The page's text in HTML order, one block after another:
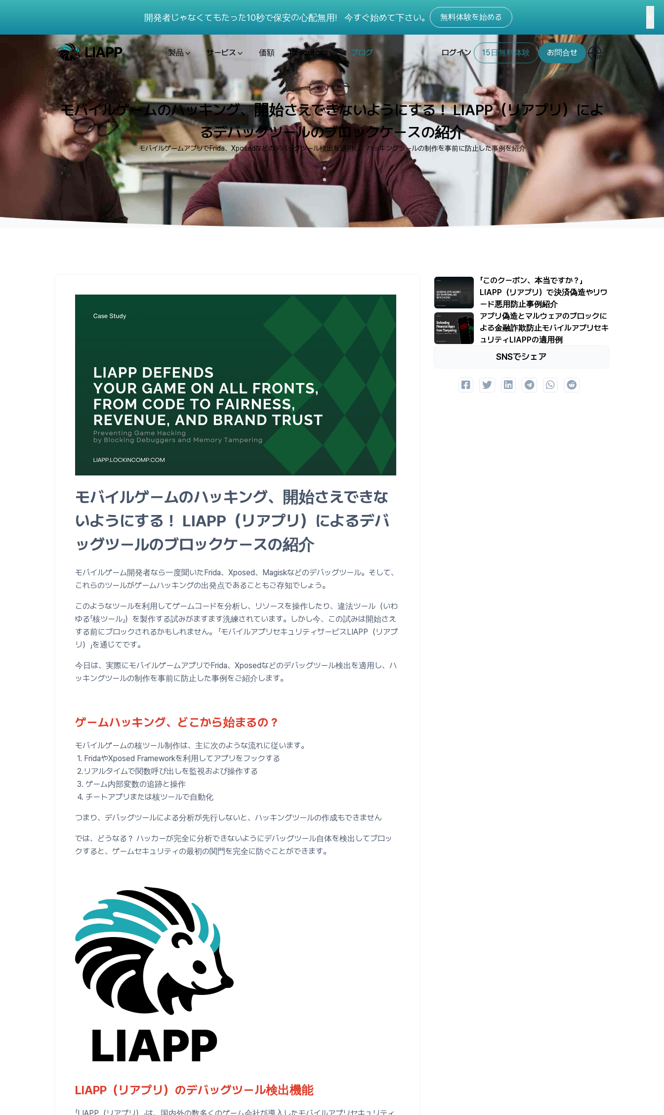
開発者じゃなくてもたった10秒で保安の心配無用! 今すぐ始めて下さい。 無料体験を始める
製品 サービス 価額 Resources ブログ ログイン 15日無料体験 お問合せ
モバイルゲームのハッキング、開始さえできないようにする！ LIAPP（リアプリ）によ
るデバッグツールのブロックケースの紹介
モバイルゲームアプリでFrida、Xposedなどのデバッグツール検出を適用し、ハッキングツールの制作を事前に防止した事例を紹介
モバイルゲームのハッキング、開始さえできな
いようにする！ LIAPP（リアプリ）によるデバ
ッグツールのブロックケースの紹介
モバイルゲーム開発者なら一度聞いたFrida、Xposed、Magiskなどのデバッグツール。そして、
これらのツールがゲームハッキングの出発点であることもご存知でしょう。
このようなツールを利用してゲームコードを分析し、リソースを操作したり、違法ツール（いわ
ゆる「核ツール」）を製作する試みがますます洗練されています。しかし今、この試みは開始さえ
する前にブロックされるかもしれません。 「モバイルアプリセキュリティサービスLIAPP（リアプ
リ）」を通じてです。
今日は、実際にモバイルゲームアプリでFrida、Xposedなどのデバッグツール検出を適用し、ハ
ッキングツールの制作を事前に防止した事例をご紹介します。
ゲームハッキング、どこから始まるの？
モバイルゲームの核ツール制作は、主に次のような流れに従います。
1. FridaやXposed Frameworkを利用してアプリをフックする
2.リアルタイムで関数呼び出しを監視および操作する
3. ゲーム内部変数の追跡と操作
4. チートアプリまたは核ツールで自動化
つまり、デバッグツールによる分析が先行しないと、ハッキングツールの作成もできません
では、どうなる？ ハッカーが完全に分析できないようにデバッグツール自体を検出してブロッ
クすると、ゲームセキュリティの最初の関門を完全に防ぐことができます。
LIAPP（リアプリ）のデバッグツール検出機能
「このクーポン、本当ですか？」
LIAPP（リアプリ）で決済偽造やリワ
ード悪用防止事例紹介
アプリ偽造とマルウェアのブロックに
よる金融詐欺防止モバイルアプリセキ
ュリティLIAPPの適用例
SNSでシェア